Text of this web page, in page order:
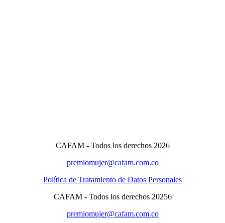
CAFAM - Todos los derechos 2026
premiomujer@cafam.com.co
Política de Tratamiento de Datos Personales
CAFAM - Todos los derechos 20256
premiomujer@cafam.com.co